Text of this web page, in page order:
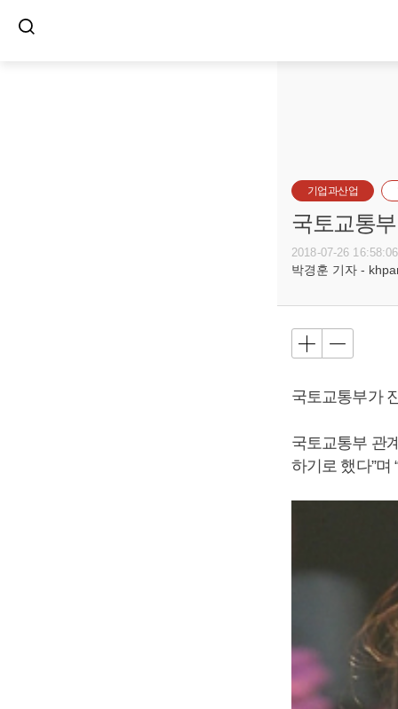
기업과산업
국토교통
2018-07-26 16:58:06
박경훈 기자 -
국토교통부가
국토교통부 관
하기로 했다”며